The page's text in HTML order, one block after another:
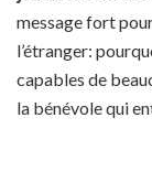
message fort
l’étranger:
capables de
la bénévole qui